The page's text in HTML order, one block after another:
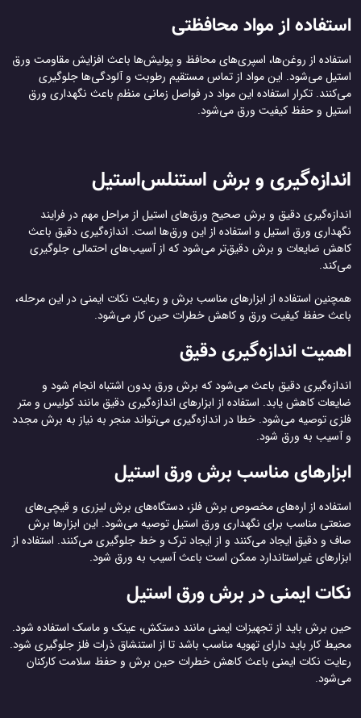
استفاده از مواد محافظتی
استفاده از روغن‌ها، اسپری‌های محافظ و پولیش‌ها باعث افزایش مقاومت ورق
استیل می‌شود. این مواد از تماس مستقیم رطوبت و آلودگی‌ها جلوگیری
می‌کنند. تکرار استفاده این مواد در فواصل زمانی منظم باعث نگهداری ورق
استیل و حفظ کیفیت ورق می‌شود.
اندازه‌گیری و برش استنلس‌استیل
اندازه‌گیری دقیق و برش صحیح ورق‌های استیل از مراحل مهم در فرایند
نگهداری ورق استیل و استفاده از این ورق‌ها است. اندازه‌گیری دقیق باعث
کاهش ضایعات و برش دقیق‌تر می‌شود که از آسیب‌های احتمالی جلوگیری
می‌کند.
همچنین استفاده از ابزارهای مناسب برش و رعایت نکات ایمنی در این مرحله،
باعث حفظ کیفیت ورق و کاهش خطرات حین کار می‌شود.
اهمیت اندازه‌گیری دقیق
اندازه‌گیری دقیق باعث می‌شود که برش ورق بدون اشتباه انجام شود و
ضایعات کاهش یابد. استفاده از ابزارهای اندازه‌گیری دقیق مانند کولیس و متر
فلزی توصیه می‌شود. خطا در اندازه‌گیری می‌تواند منجر به نیاز به برش مجدد
و آسیب به ورق شود.
ابزارهای مناسب برش ورق استیل
استفاده از اره‌های مخصوص برش فلز، دستگاه‌های برش لیزری و قیچی‌های
صنعتی مناسب برای نگهداری ورق استیل توصیه می‌شود. این ابزارها برش
صاف و دقیق ایجاد می‌کنند و از ایجاد ترک و خط جلوگیری می‌کنند. استفاده از
ابزارهای غیراستاندارد ممکن است باعث آسیب به ورق شود.
نکات ایمنی در برش ورق استیل
حین برش باید از تجهیزات ایمنی مانند دستکش، عینک و ماسک استفاده شود.
محیط کار باید دارای تهویه مناسب باشد تا از استنشاق ذرات فلز جلوگیری شود.
رعایت نکات ایمنی باعث کاهش خطرات حین برش و حفظ سلامت کارکنان
می‌شود.